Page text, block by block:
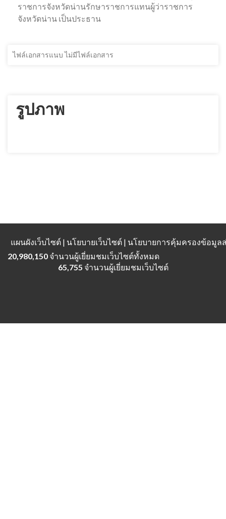
ราชการจังหวัดน่านรักษาราชการแทนผู้ว่าราชการ
จังหวัดน่าน เป็นประธาน
ไฟล์เอกสารแนบ ไม่มีไฟล์เอกสาร
รูปภาพ
แผนผังเว็บไซต์ | นโยบายเว็บไซต์ | นโยบายการคุ้มครองข้อมู
20,980,150 จำนวนผู้เยี่ยมชมเว็บไซต์ทั้งหมด
65,755 จำนวนผู้เยี่ยมชมเว็บไซต์